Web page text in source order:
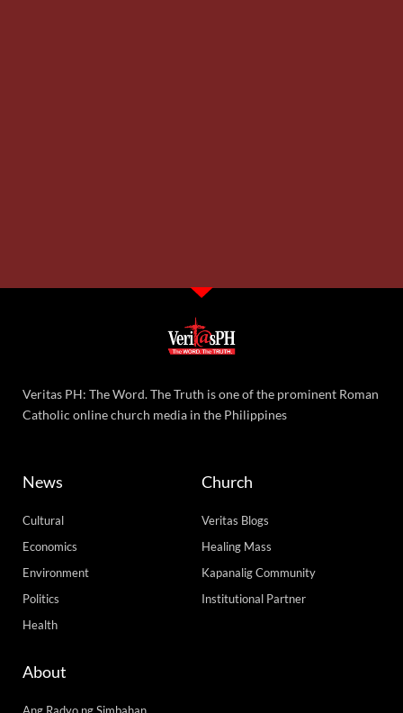
Veritas PH: The Word. The Truth is one of the prominent Roman
Catholic online church media in the Philippines
News
Cultural
Economics
Environment
Politics
Health
Church
Veritas Blogs
Healing Mass
Kapanalig Community
Institutional Partner
About